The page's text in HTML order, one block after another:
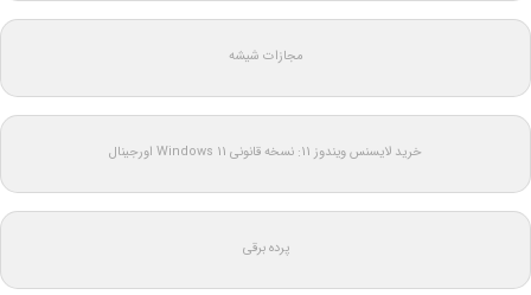
مجازات شیشه
خرید لایسنس ویندوز 11: نسخه قانونی Windows 11 اورجینال
پرده برقی